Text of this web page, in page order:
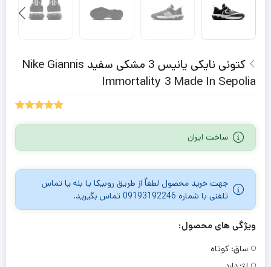
کتونی نایکی یانیس 3 مشکی سفید Nike Giannis
Immortality 3 Made In Sepolia
5.00
از 5
ساخت ایران
جهت خرید محصول لطفاٌ از طریق روبیکا یا بله یا تماس
تلفنی با شماره 09193192246 تماس بگیرید.
ویژگی های محصول:
ساق: کوتاه